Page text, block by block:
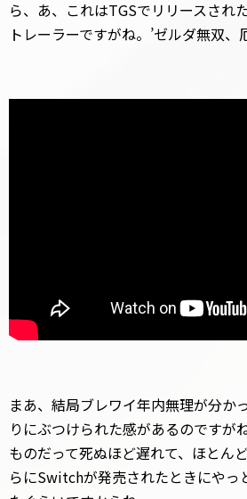
ら、あ、これはTGSでリリースされ
トレーラーですがね。’ゼルダ無双、
まあ、結局ブレワイ年内無理が分か
りにぶつけられた感があるのですが
ものだって死ぬほど遅れて、ほとん
らにSwitchが発売されたときにやっ